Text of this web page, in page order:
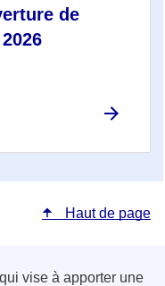
de
Haut de page
vise à apporter une